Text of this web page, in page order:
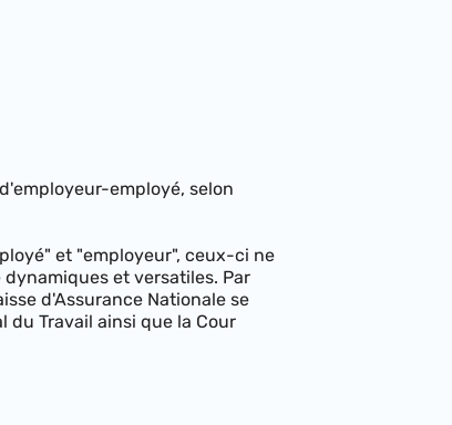
employé, selon
et "employeur", ceux-ci ne
et versatiles. Par
d'Assurance Nationale se
du Travail ainsi que la Cour